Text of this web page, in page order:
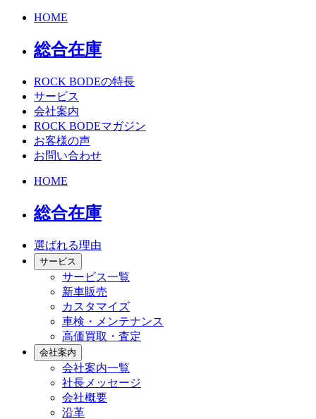
HOME
総合在庫
ROCK BODEの特長
サービス
会社案内
ROCK BODEマガジン
お客様の声
お問い合わせ
HOME
総合在庫
選ばれる理由
サービス
サービス一覧
新車販売
カスタマイズ
車検・メンテナンス
高価買取・査定
会社案内
会社案内一覧
社長メッセージ
会社概要
沿革